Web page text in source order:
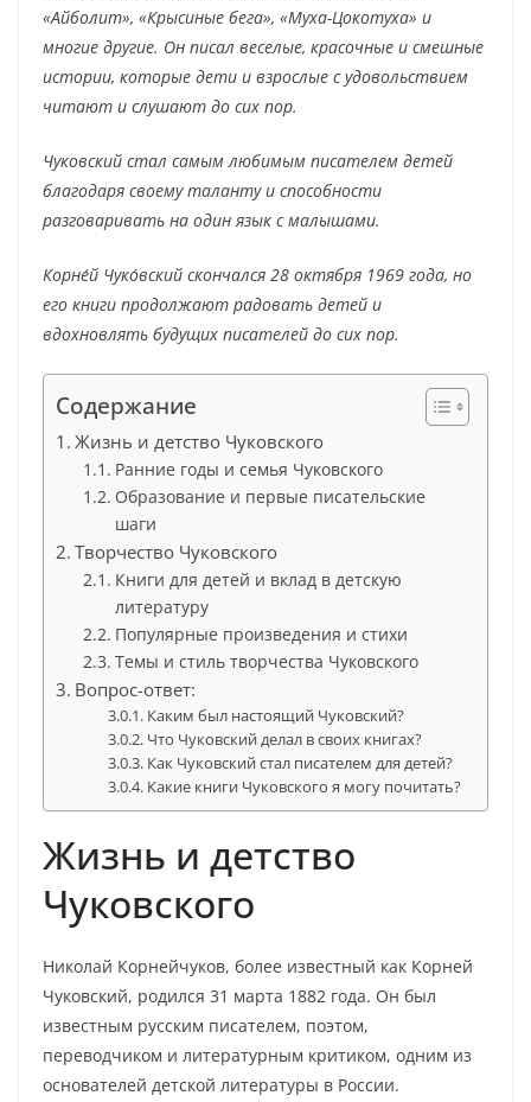
«Айболит», «Крысиные бега», «Муха-Цокотуха» и
многие другие. Он писал веселые, красочные и смешные
истории, которые дети и взрослые с удовольствием
читают и слушают до сих пор.
Чуковский стал самым любимым писателем детей
благодаря своему таланту и способности
разговаривать на один язык с малышами.
Корне́й Чуко́вский скончался 28 октября 1969 года, но
его книги продолжают радовать детей и
вдохновлять будущих писателей до сих пор.
Содержание
Жизнь и детство Чуковского
Ранние годы и семья Чуковского
Образование и первые писательские
шаги
Творчество Чуковского
Книги для детей и вклад в детскую
литературу
Популярные произведения и стихи
Темы и стиль творчества Чуковского
Вопрос-ответ:
Каким был настоящий Чуковский?
Что Чуковский делал в своих книгах?
Как Чуковский стал писателем для детей?
Какие книги Чуковского я могу почитать?
Жизнь и детство
Чуковского
Николай Корнейчуков, более известный как Корней
Чуковский, родился 31 марта 1882 года. Он был
известным русским писателем, поэтом,
переводчиком и литературным критиком, одним из
основателей детской литературы в России.